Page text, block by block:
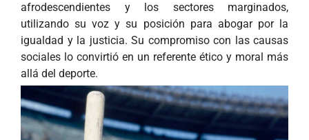
afrodescendientes y los sectores marginados,
utilizando su voz y su posición para abogar por la
igualdad y la justicia. Su compromiso con las causas
sociales lo convirtió en un referente ético y moral más
allá del deporte.